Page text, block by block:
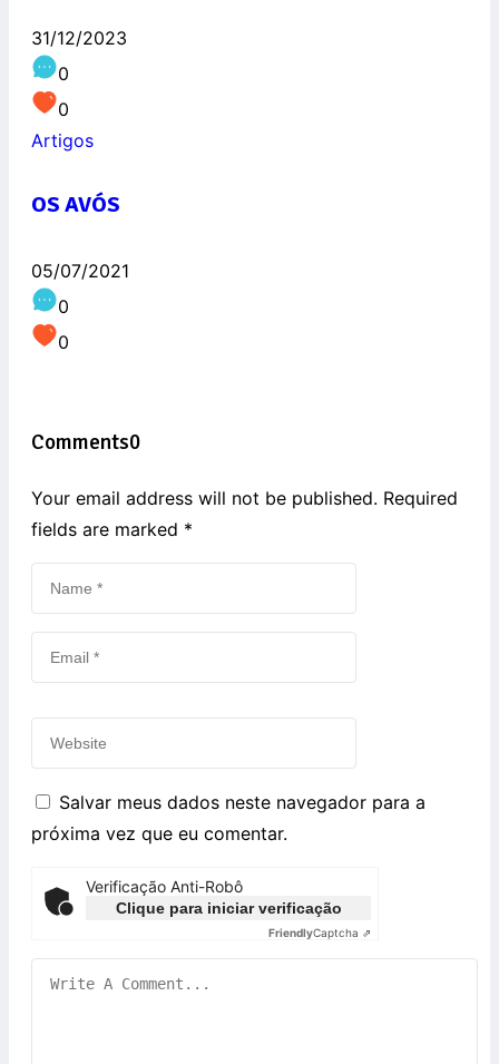
31/12/2023
0
0
Artigos
OS AVÓS
05/07/2021
0
0
Comments0
Your email address will not be published. Required
fields are marked *
Salvar meus dados neste navegador para a
próxima vez que eu comentar.
Verificação Anti-Robô
Clique para iniciar verificação
FriendlyCaptcha ⇗